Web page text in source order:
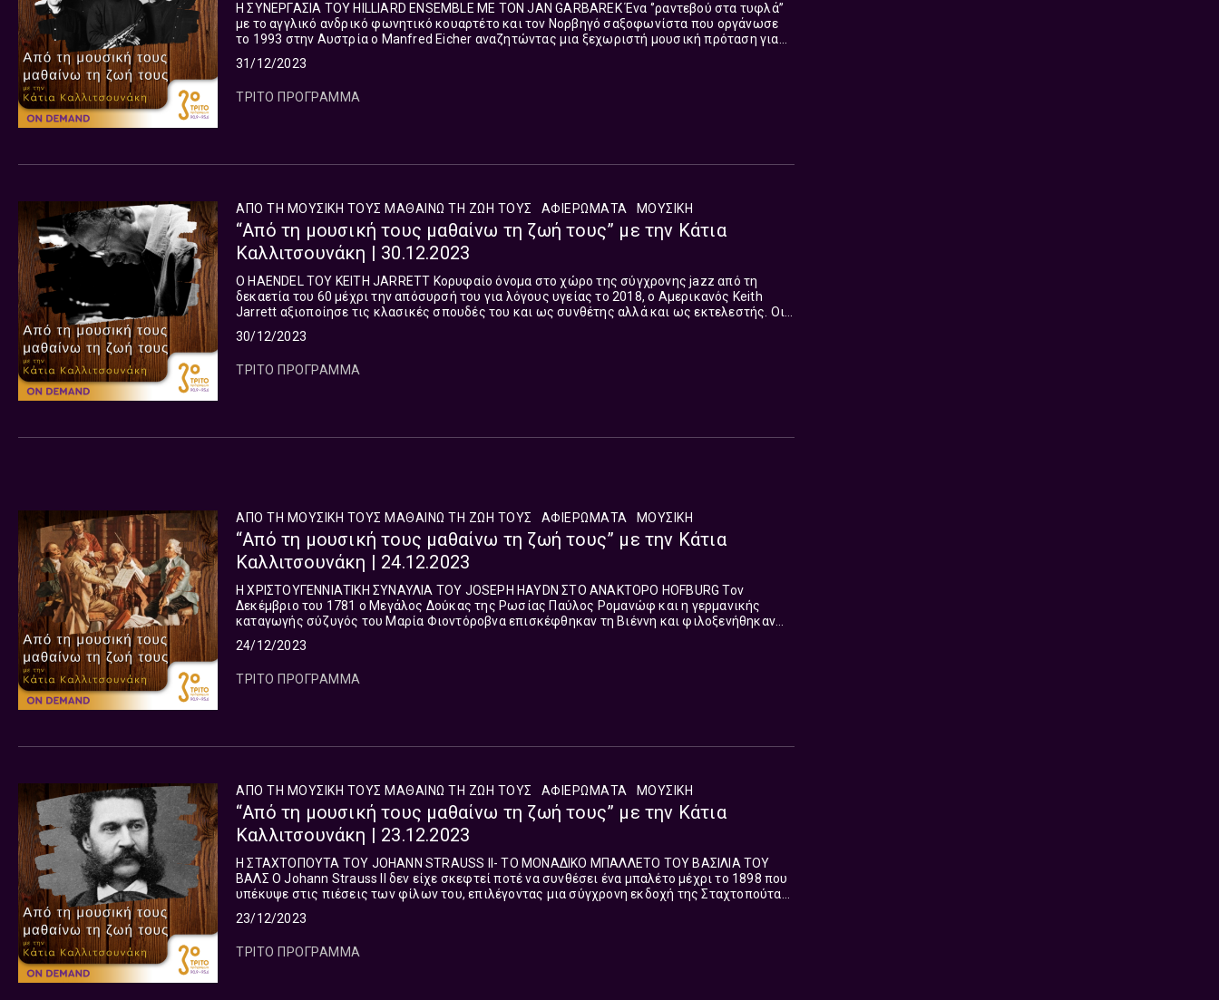
Η ΣΥΝΕΡΓΑΣΙΑ ΤΟΥ HILLIARD ENSEMBLE ΜΕ ΤΟΝ JAN GARBAREK Ένα ‘’ραντεβού στα τυφλά’’
με το αγγλικό ανδρικό φωνητικό κουαρτέτο και τον Νορβηγό σαξοφωνίστα που οργάνωσε
το 1993 στην Αυστρία ο Manfred Eicher αναζητώντας μια ξεχωριστή μουσική πρόταση για
31/12/2023
ΤΡΙΤΟ ΠΡΟΓΡΑΜΜΑ
ΑΠΟ ΤΗ ΜΟΥΣΙΚΗ ΤΟΥΣ ΜΑΘΑΙΝΩ ΤΗ ΖΩΗ ΤΟΥΣ ΑΦΙΕΡΏΜΑΤΑ ΜΟΥΣΙΚΉ
“Από τη μουσική τους μαθαίνω τη ζωή τους” με την Κάτια
Καλλιτσουνάκη | 30.12.2023
O HAENDEL ΤΟΥ KEITH JARRETT Κορυφαίο όνομα στο χώρο της σύγχρονης jazz από τη
δεκαετία του 60 μέχρι την απόσυρσή του για λόγους υγείας το 2018, ο Αμερικανός Keith
Jarrett αξιοποίησε τις κλασικές σπουδές του και ως συνθέτης αλλά και ως εκτελεστής. Οι
30/12/2023
ΤΡΙΤΟ ΠΡΟΓΡΑΜΜΑ
ΑΠΟ ΤΗ ΜΟΥΣΙΚΗ ΤΟΥΣ ΜΑΘΑΙΝΩ ΤΗ ΖΩΗ ΤΟΥΣ ΑΦΙΕΡΏΜΑΤΑ ΜΟΥΣΙΚΉ
“Από τη μουσική τους μαθαίνω τη ζωή τους” με την Κάτια
Καλλιτσουνάκη | 24.12.2023
Η ΧΡΙΣΤΟΥΓΕΝΝΙΑΤΙΚΗ ΣΥΝΑΥΛΙΑ ΤΟΥ JOSEPH HAYDN ΣΤΟ ΑΝΑΚΤΟΡΟ HOFBURG Τον
Δεκέμβριο του 1781 ο Μεγάλος Δούκας της Ρωσίας Παύλος Ρομανώφ και η γερμανικής
καταγωγής σύζυγός του Μαρία Φιοντόροβνα επισκέφθηκαν τη Βιέννη και φιλοξενήθηκαν
24/12/2023
ΤΡΙΤΟ ΠΡΟΓΡΑΜΜΑ
ΑΠΟ ΤΗ ΜΟΥΣΙΚΗ ΤΟΥΣ ΜΑΘΑΙΝΩ ΤΗ ΖΩΗ ΤΟΥΣ ΑΦΙΕΡΏΜΑΤΑ ΜΟΥΣΙΚΉ
“Από τη μουσική τους μαθαίνω τη ζωή τους” με την Κάτια
Καλλιτσουνάκη | 23.12.2023
Η ΣΤΑΧΤΟΠΟΥΤΑ ΤΟΥ JOHANN STRAUSS ΙΙ- ΤΟ ΜΟΝΑΔΙΚΟ ΜΠΑΛΛΕΤΟ ΤΟΥ ΒΑΣΙΛΙΑ ΤΟΥ
ΒΑΛΣ Ο Johann Strauss II δεν είχε σκεφτεί ποτέ να συνθέσει ένα μπαλέτο μέχρι το 1898 που
υπέκυψε στις πιέσεις των φίλων του, επιλέγοντας μια σύγχρονη εκδοχή της Σταχτοπούτας.
23/12/2023
ΤΡΙΤΟ ΠΡΟΓΡΑΜΜΑ